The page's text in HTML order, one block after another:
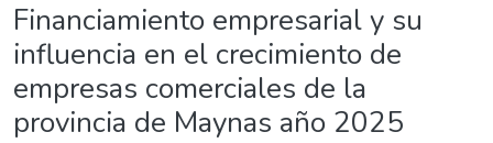
Financiamiento empresarial y su
influencia en el crecimiento de
empresas comerciales de la
provincia de Maynas año 2025